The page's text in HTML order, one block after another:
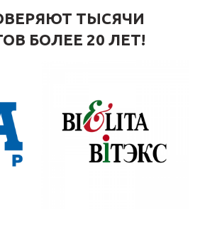
ТЫСЯЧИ
БОЛЕЕ 20 ЛЕТ!